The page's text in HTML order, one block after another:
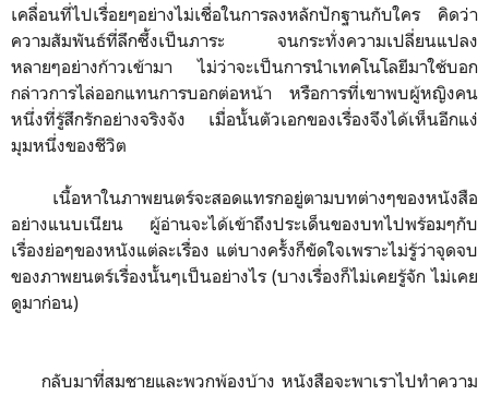
เคลื่อนที่ไปเรื่อยๆอย่างไม่เชื่อในการลงหลักปักฐานกับใคร คิดว่า
ความสัมพันธ์ที่ลึกซึ้งเป็นภาระ จนกระทั่งความเปลี่ยนแปลง
หลายๆอย่างก้าวเข้ามา ไม่ว่าจะเป็นการนำเทคโนโลยีมาใช้บอก
กล่าวการไล่ออกแทนการบอกต่อหน้า หรือการที่เขาพบผู้หญิงคน
หนึ่งที่รู้สึกรักอย่างจริงจัง เมื่อนั้นตัวเอกของเรื่องจึงได้เห็นอีกแง่
มุมหนึ่งของชีวิต
เนื้อหาในภาพยนตร์จะสอดแทรกอยู่ตามบทต่างๆของหนังสือ
อย่างแนบเนียน ผู้อ่านจะได้เข้าถึงประเด็นของบทไปพร้อมๆกับ
เรื่องย่อๆของหนังแต่ละเรื่อง แต่บางครั้งก็ขัดใจเพราะไม่รู้ว่าจุดจบ
ของภาพยนตร์เรื่องนั้นๆเป็นอย่างไร (บางเรื่องก็ไม่เคยรู้จัก ไม่เคย
ดูมาก่อน)
กลับมาที่สมชายและพวกพ้องบ้าง หนังสือจะพาเราไปทำความ